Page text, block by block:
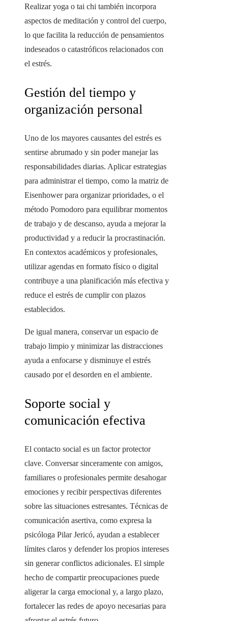
Realizar yoga o tai chi también incorpora
aspectos de meditación y control del cuerpo,
lo que facilita la reducción de pensamientos
indeseados o catastróficos relacionados con
el estrés.
Gestión del tiempo y
organización personal
Uno de los mayores causantes del estrés es
sentirse abrumado y sin poder manejar las
responsabilidades diarias. Aplicar estrategias
para administrar el tiempo, como la matriz de
Eisenhower para organizar prioridades, o el
método Pomodoro para equilibrar momentos
de trabajo y de descanso, ayuda a mejorar la
productividad y a reducir la procrastinación.
En contextos académicos y profesionales,
utilizar agendas en formato físico o digital
contribuye a una planificación más efectiva y
reduce el estrés de cumplir con plazos
establecidos.
De igual manera, conservar un espacio de
trabajo limpio y minimizar las distracciones
ayuda a enfocarse y disminuye el estrés
causado por el desorden en el ambiente.
Soporte social y
comunicación efectiva
El contacto social es un factor protector
clave. Conversar sinceramente con amigos,
familiares o profesionales permite desahogar
emociones y recibir perspectivas diferentes
sobre las situaciones estresantes. Técnicas de
comunicación asertiva, como expresa la
psicóloga Pilar Jericó, ayudan a establecer
límites claros y defender los propios intereses
sin generar conflictos adicionales. El simple
hecho de compartir preocupaciones puede
aligerar la carga emocional y, a largo plazo,
fortalecer las redes de apoyo necesarias para